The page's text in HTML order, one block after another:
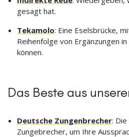
gesagt hat.
Tekamolo: Eine Eselsbrücke,
Reihenfolge von Ergänzungen
können.
Das Beste aus
Deutsche Zungenbrecher:
Zungebrecher, um Ihre